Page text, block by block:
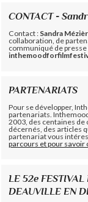
CONTACT -
Contact : Sandra
collaboration, de
communiqué de
PARTENARIATS
Pour se développer,
partenariats.
2003, des centaines
décernés, des articles
partenariat vous
parcours et pour
LE 52e
DEAUVILLE EN